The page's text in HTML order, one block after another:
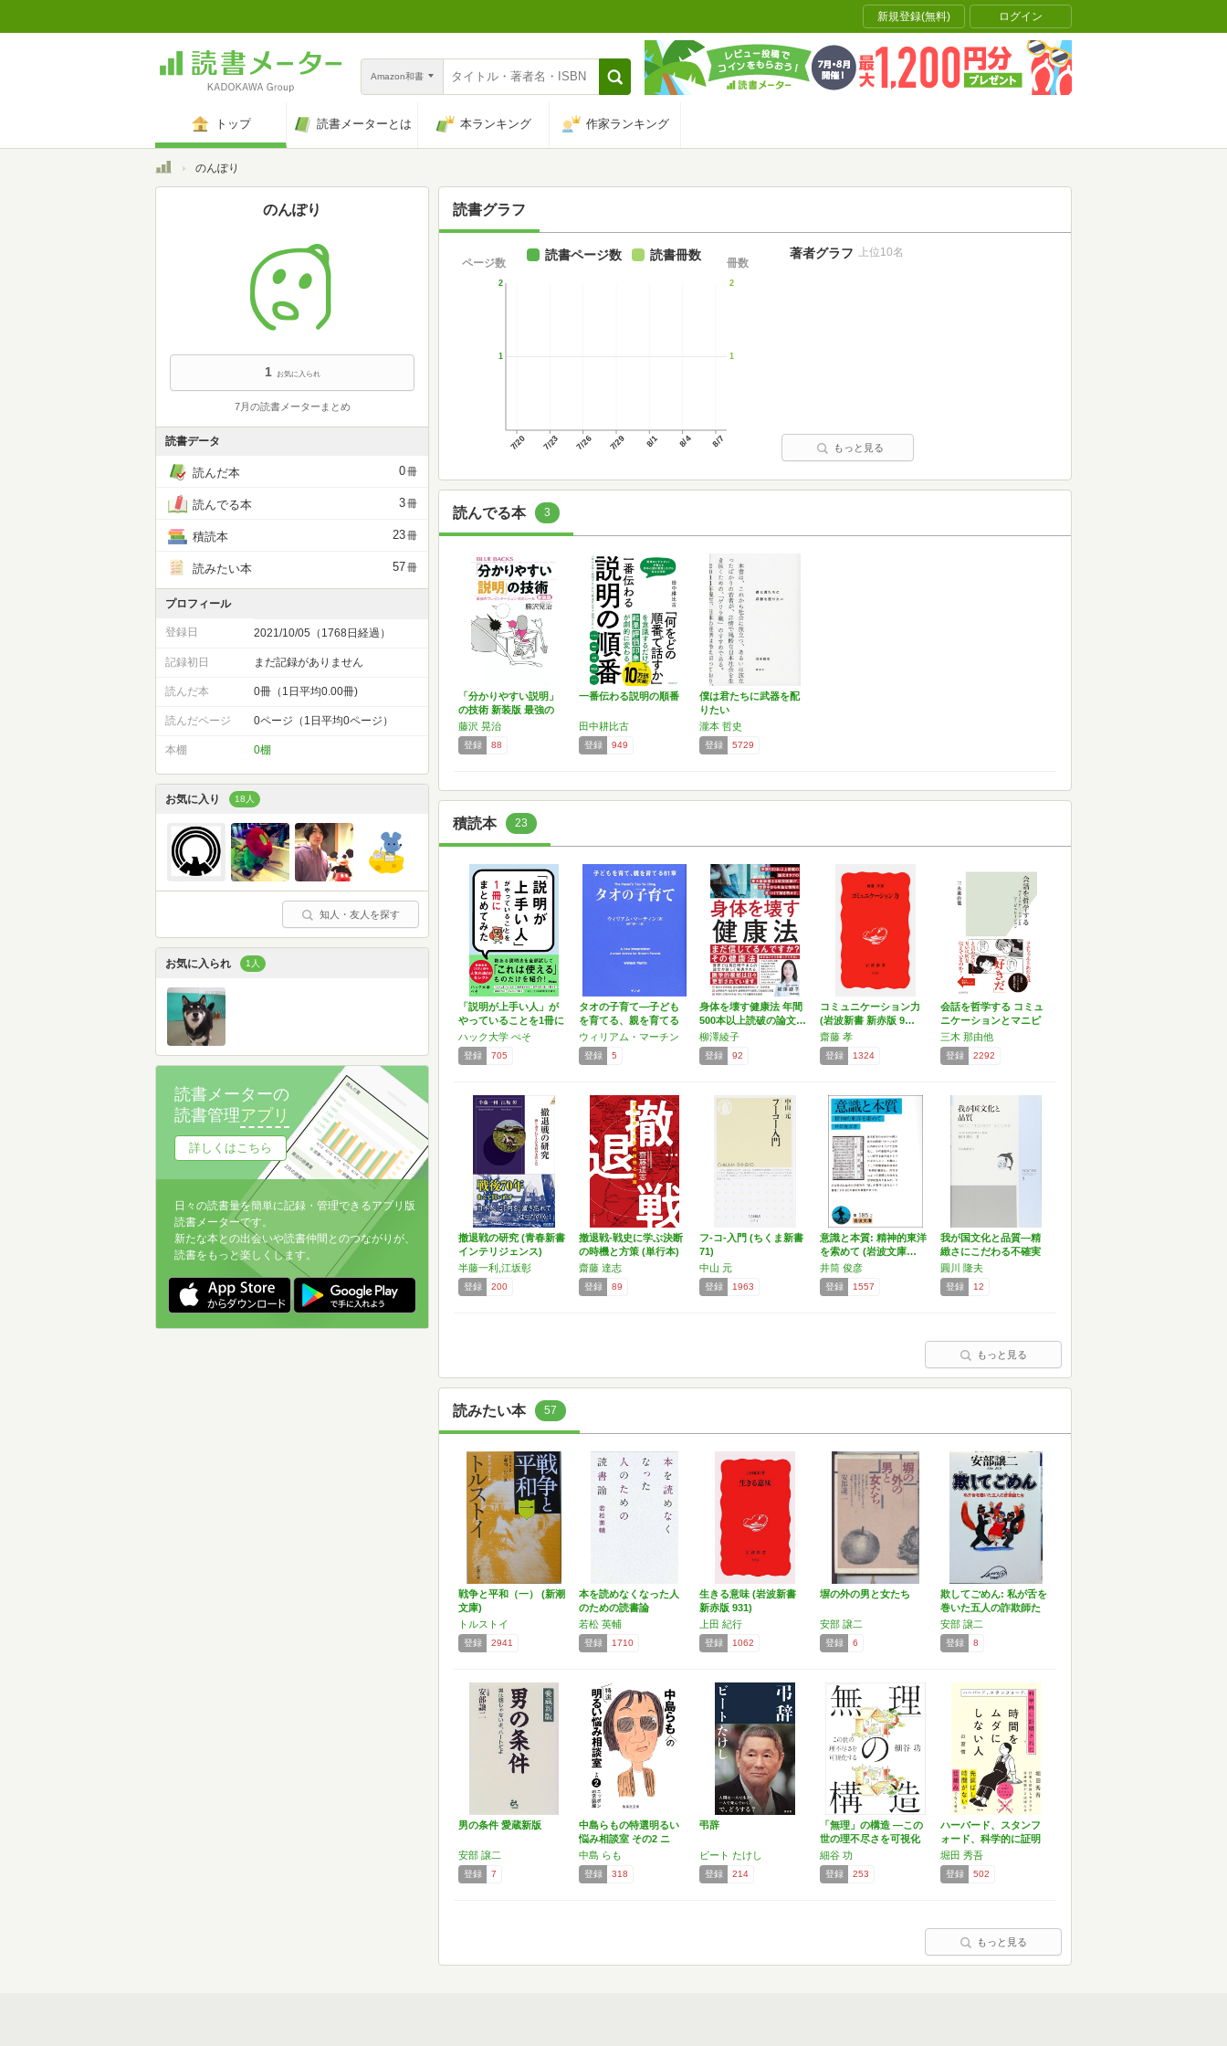
新規登録(無料) ログイン
Amazon和書
トップ 読書メーターとは 本ランキング 作家ランキング
トップのんぽり
読書グラフ
7/20 7/23 7/26 7/29 8/1 8/4 8/7
1
2
ページ数
1
2
冊数
読書ページ数 読書冊数 著者グラフ 上位10名
もっと見る
読んでる本 3
「分かりやすい説明」
の技術 新装版 最強の
プ…
藤沢 晃治
登録 88
一番伝わる説明の順番
田中耕比古
登録 949
僕は君たちに武器を配
りたい
瀧本 哲史
登録 5729
積読本 23
「説明が上手い人」が
やっていることを1冊に
ま…
ハック大学 ぺそ
登録 705
タオの子育て―子ども
を育てる、親を育てる
81章
ウィリアム・マーチン
登録 5
身体を壊す健康法 年間
500本以上読破の論文…
柳澤綾子
登録 92
コミュニケーション力
(岩波新書 新赤版 9…
齋藤 孝
登録 1324
会話を哲学する コミュ
ニケーションとマニピ
ュ…
三木 那由他
登録 2292
撤退戦の研究 (青春新書
インテリジェンス)
半藤一利,江坂彰
登録 200
撤退戦-戦史に学ぶ決断
の時機と方策 (単行本)
齋藤 達志
登録 89
フ-コ-入門 (ちくま新書
71)
中山 元
登録 1963
意識と本質: 精神的東洋
を索めて (岩波文庫…
井筒 俊彦
登録 1557
我が国文化と品質―精
緻さにこだわる不確実
性回…
圓川 隆夫
登録 12
もっと見る
読みたい本 57
戦争と平和（一） (新潮
文庫)
トルストイ
登録 2941
本を読めなくなった人
のための読書論
若松 英輔
登録 1710
生きる意味 (岩波新書
新赤版 931)
上田 紀行
登録 1062
塀の外の男と女たち
安部 譲二
登録 6
欺してごめん: 私が舌を
巻いた五人の詐欺師た
ち
安部 譲二
登録 8
男の条件 愛蔵新版
安部 譲二
登録 7
中島らもの特選明るい
悩み相談室 その2 ニ
ッ…
中島 らも
登録 318
弔辞
ビート たけし
登録 214
「無理」の構造 ―この
世の理不尽さを可視化
する
細谷 功
登録 253
ハーバード、スタンフ
ォード、科学的に証明
され…
堀田 秀吾
登録 502
もっと見る
のんぽり
1 お気に入られ
7月の読書メーターまとめ
読書データ
読んだ本 0冊
読んでる本 3冊
積読本 23冊
読みたい本 57冊
プロフィール
登録日 2021/10/05（1768日経過）
記録初日 まだ記録がありません
読んだ本 0冊（1日平均0.00冊)
読んだページ 0ページ（1日平均0ページ）
本棚 0棚
お気に入り 18人
知人・友人を探す
お気に入られ 1人
読書メーターの
読書管理アプリ
詳しくはこちら
日々の読書量を簡単に記録・管理できるアプリ版
読書メーターです。
新たな本との出会いや読書仲間とのつながりが、
読書をもっと楽しくします。